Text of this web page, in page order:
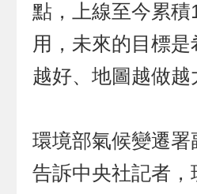
點，上線至今累積
用，未來的目標是
越好、地圖越做越
環境部氣候變遷
告訴中央社記者，